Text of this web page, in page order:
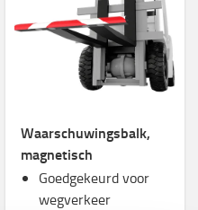
Waarschuwingsbalk,
magnetisch
Goedgekeurd voor
wegverkeer